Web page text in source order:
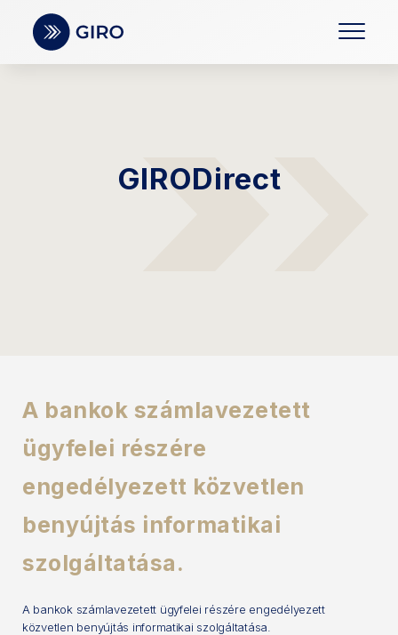
GIRODirect
A bankok számlavezetett
ügyfelei részére
engedélyezett közvetlen
benyújtás informatikai
szolgáltatása.
A bankok számlavezetett ügyfelei részére engedélyezett
közvetlen benyújtás informatikai szolgáltatása.